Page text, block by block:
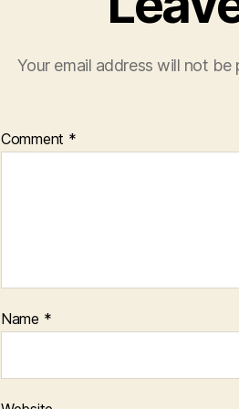
Your email address will not be
Comment *
Name *